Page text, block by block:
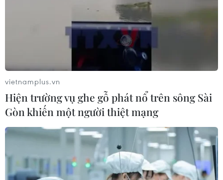
vietnamplus.vn
Hiện trường vụ ghe gỗ phát nổ trên sông Sài
Gòn khiến một người thiệt mạng